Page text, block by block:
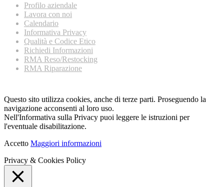
Profilo aziendale
Lavora con noi
Calendario
Informativa Privacy
Qualità e Codice Etico
Richiedi Informazioni
RMA Reso/Restocking
RMA Riparazione
Questo sito utilizza cookies, anche di terze parti. Proseguendo la
navigazione acconsenti al loro uso.
Nell'Informativa sulla Privacy puoi leggere le istruzioni per
l'eventuale disabilitazione.
Accetto Maggiori informazioni
Privacy & Cookies Policy